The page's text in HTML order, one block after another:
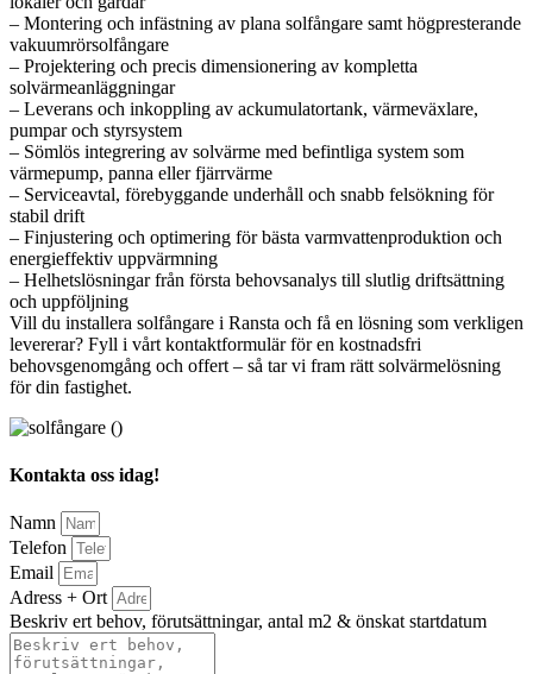
– Montering och infästning av plana solfångare samt högpresterande
vakuumrörsolfångare
– Projektering och precis dimensionering av kompletta
solvärmeanläggningar
– Leverans och inkoppling av ackumulatortank, värmeväxlare,
pumpar och styrsystem
– Sömlös integrering av solvärme med befintliga system som
värmepump, panna eller fjärrvärme
– Serviceavtal, förebyggande underhåll och snabb felsökning för
stabil drift
– Finjustering och optimering för bästa varmvattenproduktion och
energieffektiv uppvärmning
– Helhetslösningar från första behovsanalys till slutlig driftsättning
och uppföljning
Vill du installera solfångare i Ransta och få en lösning som verkligen
levererar? Fyll i vårt kontaktformulär för en kostnadsfri
behovsgenomgång och offert – så tar vi fram rätt solvärmelösning
för din fastighet.
Kontakta oss idag!
Namn
Telefon
Email
Adress + Ort
Beskriv ert behov, förutsättningar, antal m2 & önskat startdatum